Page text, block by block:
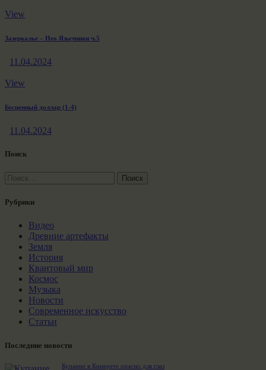
View
Зазеркалье – Нео Язычники ч.5
11.04.2024
View
Бесценный доллар (1-4)
11.04.2024
Поиск
Найти:
Рубрики
Видео
Древние артефакты
Земля
История
Квантовый мир
Космос
Музыка
Новости
Современное искусство
Статьи
Последние новости
Купание в Кинерете опасно для глаз